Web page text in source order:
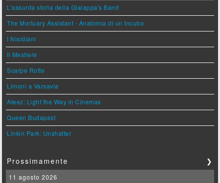
L'assurda storia della Gialappa's Band
The Mortuary Assistant - Anatomia di un Incubo
I Nisidiani
Il Mestiere
Scarpe Rotte
Limoni a Varsavia
Ateez: Light the Way in Cinemas
Queen Budapest
Linkin Park: Unshatter
Prossimamente ❯
11 agosto 2026